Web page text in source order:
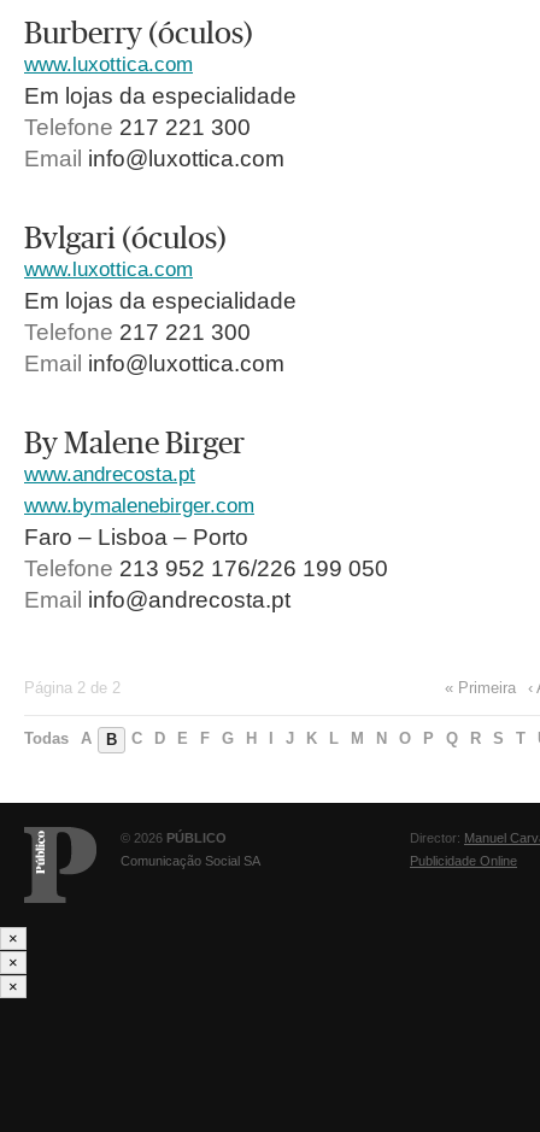
Burberry (óculos)
www.luxottica.com
Em lojas da especialidade
Telefone 217 221 300
Email info@luxottica.com
Bvlgari (óculos)
www.luxottica.com
Em lojas da especialidade
Telefone 217 221 300
Email info@luxottica.com
By Malene Birger
www.andrecosta.pt
www.bymalenebirger.com
Faro – Lisboa – Porto
Telefone 213 952 176/226 199 050
Email info@andrecosta.pt
Página 2 de 2 « Primeira ‹
Todas A B C D E F G H J K L M N O P Q R S T
© 2026 PÚBLICO
Comunicação Social SA
Director: Manuel
Publicidade Online
×
×
×